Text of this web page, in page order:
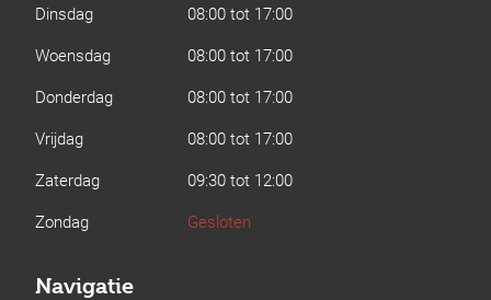
Dinsdag
08:00 tot 17:00
Woensdag
08:00 tot 17:00
Donderdag
08:00 tot 17:00
Vrijdag
08:00 tot 17:00
Zaterdag
09:30 tot 12:00
Zondag
Gesloten
Navigatie